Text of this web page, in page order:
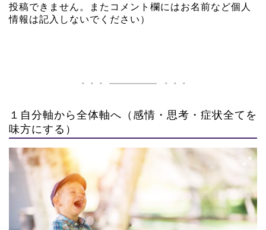
投稿できません。またコメント欄にはお名前など個人
情報は記入しないでください）
１自分軸から全体軸へ（感情・思考・症状全てを
味方にする）